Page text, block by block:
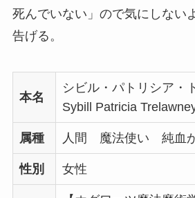
死んでいない」ので気にしない
告げる。
本名
シビル・パトリシア・
Sybill Patricia
属種 人間 魔法使い 純血
性別 女性